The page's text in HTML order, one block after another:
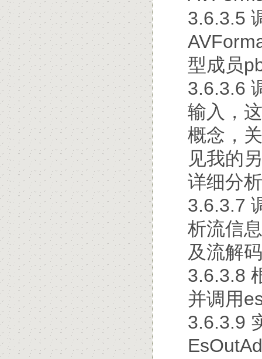
3.6.3.5
型成员
3.6.3.6
输入，
概念，
见我的
详细分
3.6.3.7
析流信
及流解
3.6.3.8
并调用
3.6.3.9